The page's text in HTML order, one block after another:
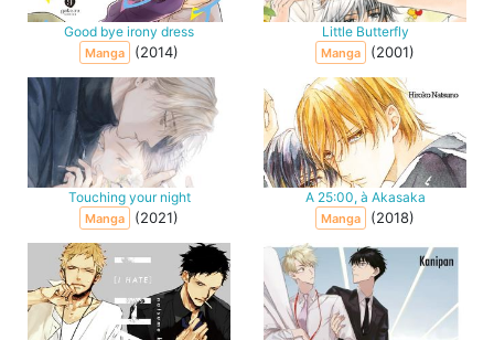
Good bye irony dress
Manga (2014)
Little Butterfly
Manga (2001)
Touching your night
Manga (2021)
A 25:00, à Akasaka
Manga (2018)